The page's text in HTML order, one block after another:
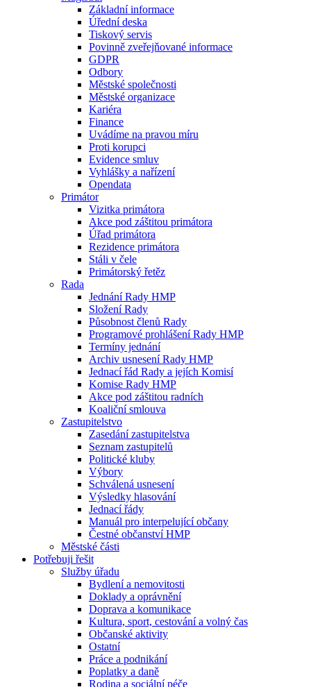
Základní informace
Úřední deska
Tiskový servis
Povinně zveřejňované informace
GDPR
Odbory
Městské společnosti
Městské organizace
Kariéra
Finance
Uvádíme na pravou míru
Proti korupci
Evidence smluv
Vyhlášky a nařízení
Opendata
Primátor
Vizitka primátora
Akce pod záštitou primátora
Úřad primátora
Rezidence primátora
Stáli v čele
Primátorský řetěz
Rada
Jednání Rady HMP
Složení Rady
Působnost členů Rady
Programové prohlášení Rady HMP
Termíny jednání
Archiv usnesení Rady HMP
Jednací řád Rady a jejích Komisí
Komise Rady HMP
Akce pod záštitou radních
Koaliční smlouva
Zastupitelstvo
Zasedání zastupitelstva
Seznam zastupitelů
Politické kluby
Výbory
Schválená usnesení
Výsledky hlasování
Jednací řády
Manuál pro interpelující občany
Čestné občanství HMP
Městské části
Potřebuji řešit
Služby úřadu
Bydlení a nemovitosti
Doklady a oprávnění
Doprava a komunikace
Kultura, sport, cestování a volný čas
Občanské aktivity
Ostatní
Práce a podnikání
Poplatky a daně
Rodina a sociální péče